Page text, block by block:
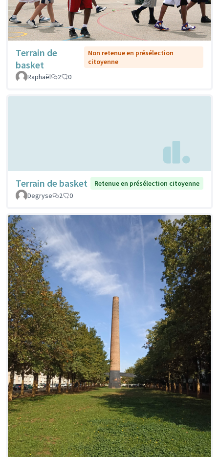
Terrain de
basket
Non retenue en présélection
citoyenne
Raphaël
2 0
Terrain de basket
Retenue en présélection citoyenne
Degryse
2 0